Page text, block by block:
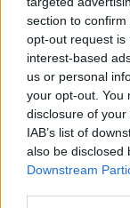
section to
opt-out request is
interest-based
us or personal
your opt-out. You
disclosure of
IAB’s list of
also be disclosed
Downstream
waardoor
oplossing
brandstof
in de lucht.
Stille
minimaal
interne
van